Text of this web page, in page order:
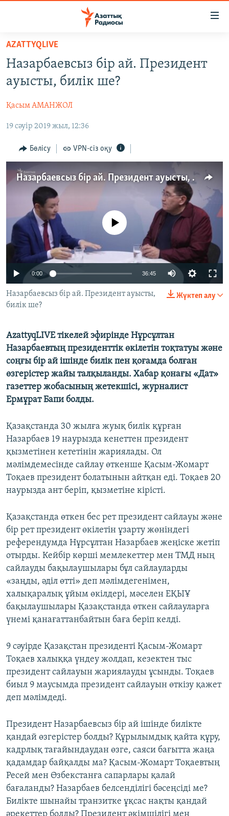
Skip
main
content
Skip
to
Navigation
Search
ЖАҢАЛЫҚТАР
САЯСАТ
AZATTYQTV
ҚАҢТАР ОҚИҒАСЫ
АДАМ ҚҰҚЫҚТАРЫ
ӘЛЕУМЕТ
ӘЛЕМ
АРНАЙЫ ЖОБАЛАР
Русский
ЖАЗЫЛЫҢЫЗ
Басқа тілдерде
AZATTYQLIVE
Назарбаевсыз бір ай. Президент
ауысты, билік ше?
Қасым АМАНЖОЛ
19 сәуір 2019 жыл, 12:36
Бөлісу VPN-сіз оқу
Назарбаевсыз бір ай. Президент ауысты, билік ше?
No media source currently available
0:00 36:45
Жүктеп алу
Назарбаевсыз бір ай. Президент ауысты,
билік ше?
AzattyqLIVE тікелей эфирінде Нұрсұлтан
Назарбаевтың президенттік өкілетін тоқтатуы және
соңғы бір ай ішінде билік пен қоғамда болған
өзгерістер жайы талқыланды. Хабар қонағы «Дат»
газеттер жобасының жетекшісі, журналист
Ермұрат Бапи болды.
Қазақстанда 30 жылға жуық билік құрған
Назарбаев 19 наурызда кенеттен президент
қызметінен кететінін жариялады. Ол
мәлімдемесінде сайлау өткенше Қасым-Жомарт
Тоқаев президент болатынын айтқан еді. Тоқаев 20
наурызда ант беріп, қызметіне кірісті.​
Қазақстанда өткен бес рет президент сайлауы және
бір рет президент өкілетін ұзарту жөніндегі
референдумда Нұрсұлтан Назарбаев жеңіске жетіп
отырды. Кейбір көрші мемлекеттер мен ТМД ның
сайлауды бақылаушылары бұл сайлауларды
«заңды, әділ өтті» деп мәлімдегенімен,
халықаралық ұйым өкілдері, мәселен ЕҚЫҰ
бақылаушылары Қазақстанда өткен сайлауларға
үнемі қанағаттанбайтын баға беріп келді.
9 сәуірде Қазақстан президенті Қасым-Жомарт
Тоқаев халыққа үндеу жолдап, кезектен тыс
президент сайлауын жариялауды ұсынды. Тоқаев
биыл 9 маусымда президент сайлауын өткізу қажет
деп мәлімдеді.
Президент Назарбаевсыз бір ай ішінде билікте
қандай өзгерістер болды? Құрылымдық қайта құру,
кадрлық тағайындаудан өзге, саяси бағытта жаңа
қадамдар байқалды ма? Қасым-Жомарт Тоқаевтың
Ресей мен Өзбекстанға сапарлары қалай
бағаланды? Назарбаев белсенділігі бәсеңсіді ме?
Билікте шынайы транзитке ұқсас нақты қандай